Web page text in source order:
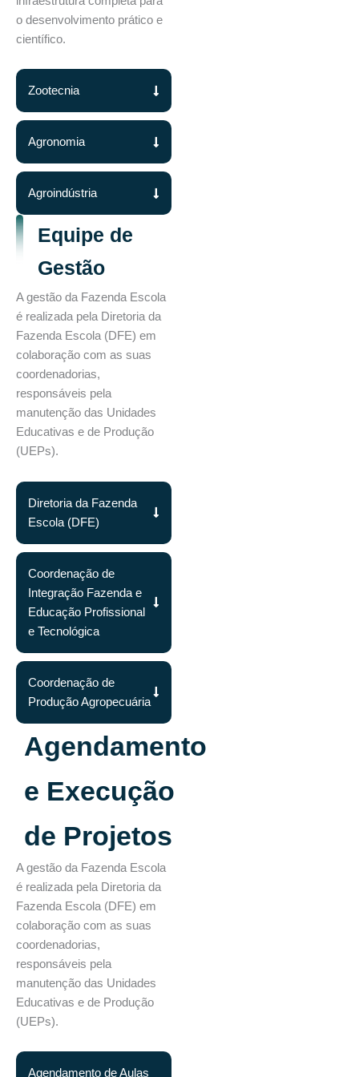
o desenvolvimento prático e
científico.
Zootecnia
Agronomia
Agroindústria
Equipe de
Gestão
A gestão da Fazenda Escola
é realizada pela Diretoria da
Fazenda Escola (DFE) em
colaboração com as suas
coordenadorias,
responsáveis pela
manutenção das Unidades
Educativas e de Produção
(UEPs).
Diretoria da Fazenda
Escola (DFE)
Coordenação de
Integração Fazenda e
Educação Profissional
e Tecnológica
Coordenação de
Produção Agropecuária
Agendamento
e Execução
de Projetos
A gestão da Fazenda Escola
é realizada pela Diretoria da
Fazenda Escola (DFE) em
colaboração com as suas
coordenadorias,
responsáveis pela
manutenção das Unidades
Educativas e de Produção
(UEPs).
Agendamento de Aulas